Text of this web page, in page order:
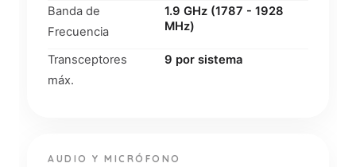
Banda de
Frecuencia
1.9 GHz (1787 - 1928
MHz)
Transceptores
máx.
9 por sistema
AUDIO Y MICRÓFONO